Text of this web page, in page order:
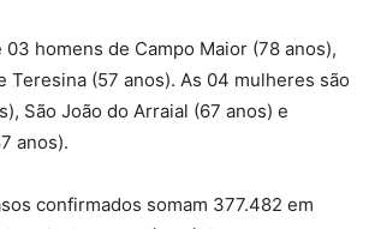
03 homens de Campo Maior (78 anos),
Teresina (57 anos). As 04 mulheres são
São João do Arraial (67 anos) e
anos).
confirmados somam 377.482 em